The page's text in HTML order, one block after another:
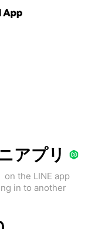
アプリ
on the LINE app
in to another